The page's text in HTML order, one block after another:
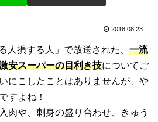
2018.08.23
人損する人」で放送された、 一流
安スーパーの目利き技についてご
にこしたことはありませんが、や
すよね！
肉や、刺身の盛り合わせ、きゅう